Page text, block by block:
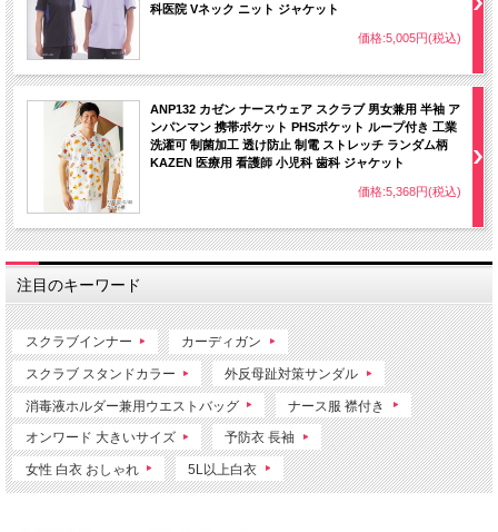
科医院 Vネック ニット ジャケット
価格:5,005円(税込)
ANP132 カゼン ナースウェア スクラブ 男女兼用 半袖 ア
ンパンマン 携帯ポケット PHSポケット ループ付き 工業
洗濯可 制菌加工 透け防止 制電 ストレッチ ランダム柄
KAZEN 医療用 看護師 小児科 歯科 ジャケット
価格:5,368円(税込)
注目のキーワード
スクラブインナー カーディガン
スクラブ スタンドカラー 外反母趾対策サンダル
消毒液ホルダー兼用ウエストバッグ ナース服 襟付き
オンワード 大きいサイズ 予防衣 長袖
女性 白衣 おしゃれ 5L以上白衣